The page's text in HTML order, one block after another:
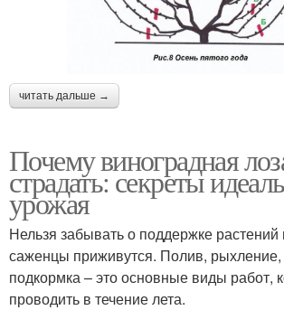
читать дальше →
Почему виноградная
страдать: секреты
урожая
Нельзя забывать о поддержке растений
саженцы приживутся. Полив, рыхление,
подкормка – это основные виды работ,
проводить в течение лета.